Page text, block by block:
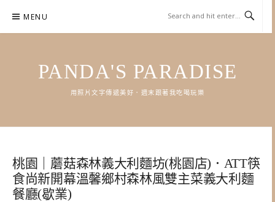
content
MENU
PANDA'S PARADISE
用照片文字傳遞美好．週末跟著我吃喝玩樂
桃園｜蘑菇森林義大利麵坊(桃園店)．ATT筷
食尚新開幕溫馨鄉村森林風雙主菜義大利麵
餐廳(歇業)